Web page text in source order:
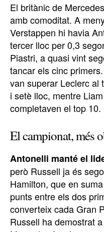
El britànic de
amb comoditat. A
Verstappen hi havia
tercer lloc per 0,3
Piastri, a quasi vint
tancar els cinc
van superar Leclerc al
i setè lloc, mentre
completaven el top 10.
El campionat, més
Antonelli manté el
però Russell ja és
Hamilton, que en
punts entre els dos
converteix cada Gran
Russell ha demostrat